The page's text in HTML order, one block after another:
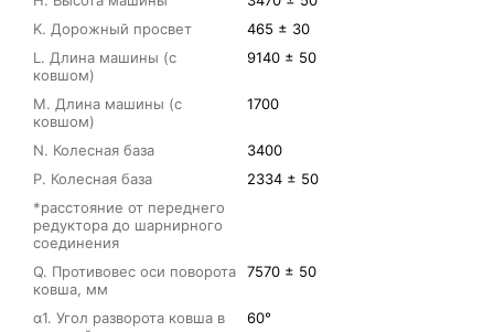
K. Дорожный просвет
465 ± 30
L. Длина машины (с
ковшом)
9140 ± 50
M. Длина машины (с
ковшом)
1700
N. Колесная база
3400
P. Колесная база
2334 ± 50
*расстояние от переднего
редуктора до шарнирного
соединения
Q. Противовес оси поворота
ковша, мм
7570 ± 50
α1. Угол разворота ковша в
60°